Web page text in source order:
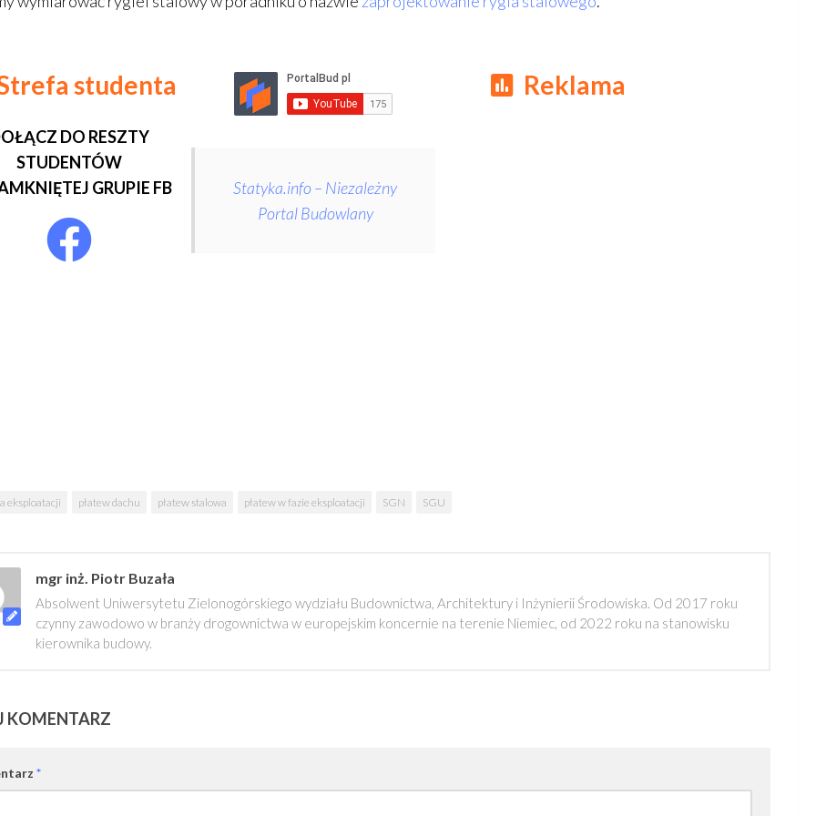
studenta
DO RESZTY
STUDENTÓW
GRUPIE FB
Statyka.info – Niezależny
Portal Budowlany
Reklama
eksploatacji płatew dachu płatew stalowa płatew w fazie eksploatacji SGN SGU
mgr inż. Piotr Buzała
Absolwent Uniwersytetu Zielonogórskiego wydziału Budownictwa, Architektury i Inżynierii Środowiska. Od 2017 roku
czynny zawodowo w branży drogownictwa w europejskim koncernie na terenie Niemiec, od 2022 roku na stanowisku
kierownika budowy.
KOMENTARZ
*